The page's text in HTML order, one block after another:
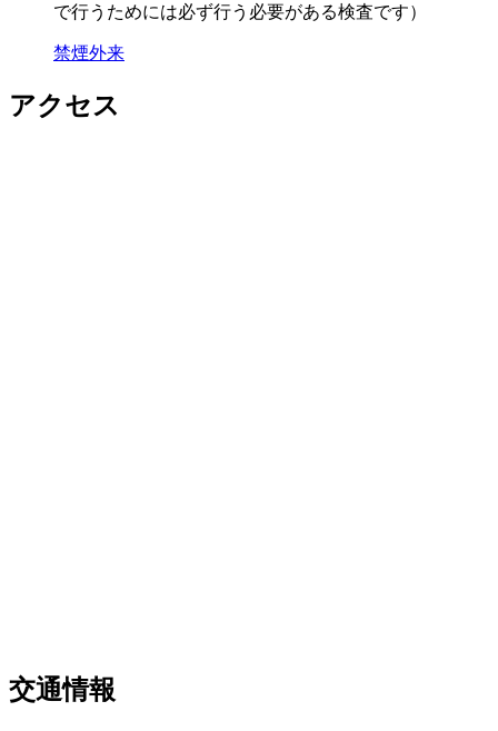
で行うためには必ず行う必要がある検査です）
禁煙外来
アクセス
交通情報